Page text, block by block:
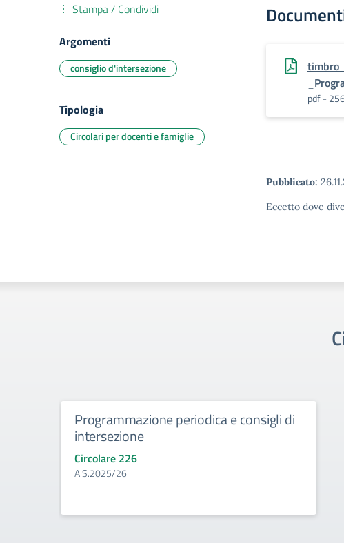
pdf -
Pubblicato:
Eccetto dove
Stampa / Condividi
Argomenti
consiglio d'intersezione
Tipologia
Circolari per docenti e famiglie
Programmazione periodica e consigli di
intersezione
Circolare 226
A.S.2025/26